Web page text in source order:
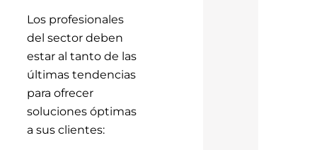
Los profesionales
del sector deben
estar al tanto de las
últimas tendencias
para ofrecer
soluciones óptimas
a sus clientes: